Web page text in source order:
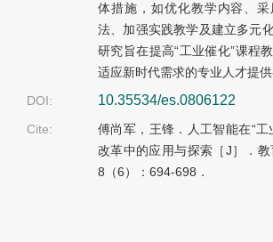
体措施，如优化教学内容、
法、加强实践教学及建立多元
研究旨在提高“工业催化”课程
适应新时代需求的专业人才提供
DOI:
10.35534/es.0806122
Cite:
傅尚军，王锋．人工智能在“工
改革中的应用与探索［J］．教
8（6）：694-698．